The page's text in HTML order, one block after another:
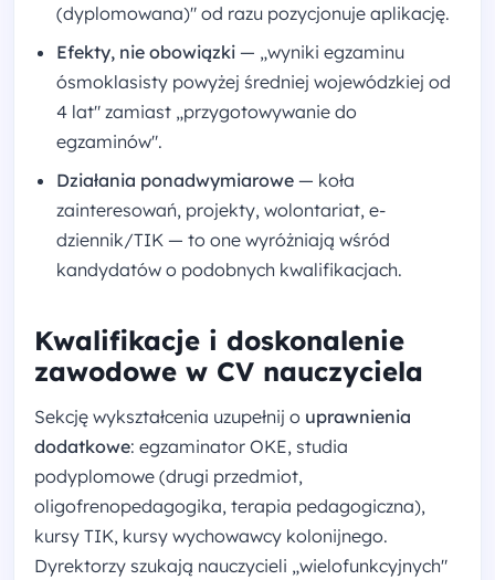
(dyplomowana)" od razu pozycjonuje aplikację.
Efekty, nie obowiązki — „wyniki egzaminu
ósmoklasisty powyżej średniej wojewódzkiej od
4 lat" zamiast „przygotowywanie do
egzaminów".
Działania ponadwymiarowe — koła
zainteresowań, projekty, wolontariat, e-
dziennik/TIK — to one wyróżniają wśród
kandydatów o podobnych kwalifikacjach.
Kwalifikacje i doskonalenie
zawodowe w CV nauczyciela
Sekcję wykształcenia uzupełnij o uprawnienia
dodatkowe: egzaminator OKE, studia
podyplomowe (drugi przedmiot,
oligofrenopedagogika, terapia pedagogiczna),
kursy TIK, kursy wychowawcy kolonijnego.
Dyrektorzy szukają nauczycieli „wielofunkcyjnych"